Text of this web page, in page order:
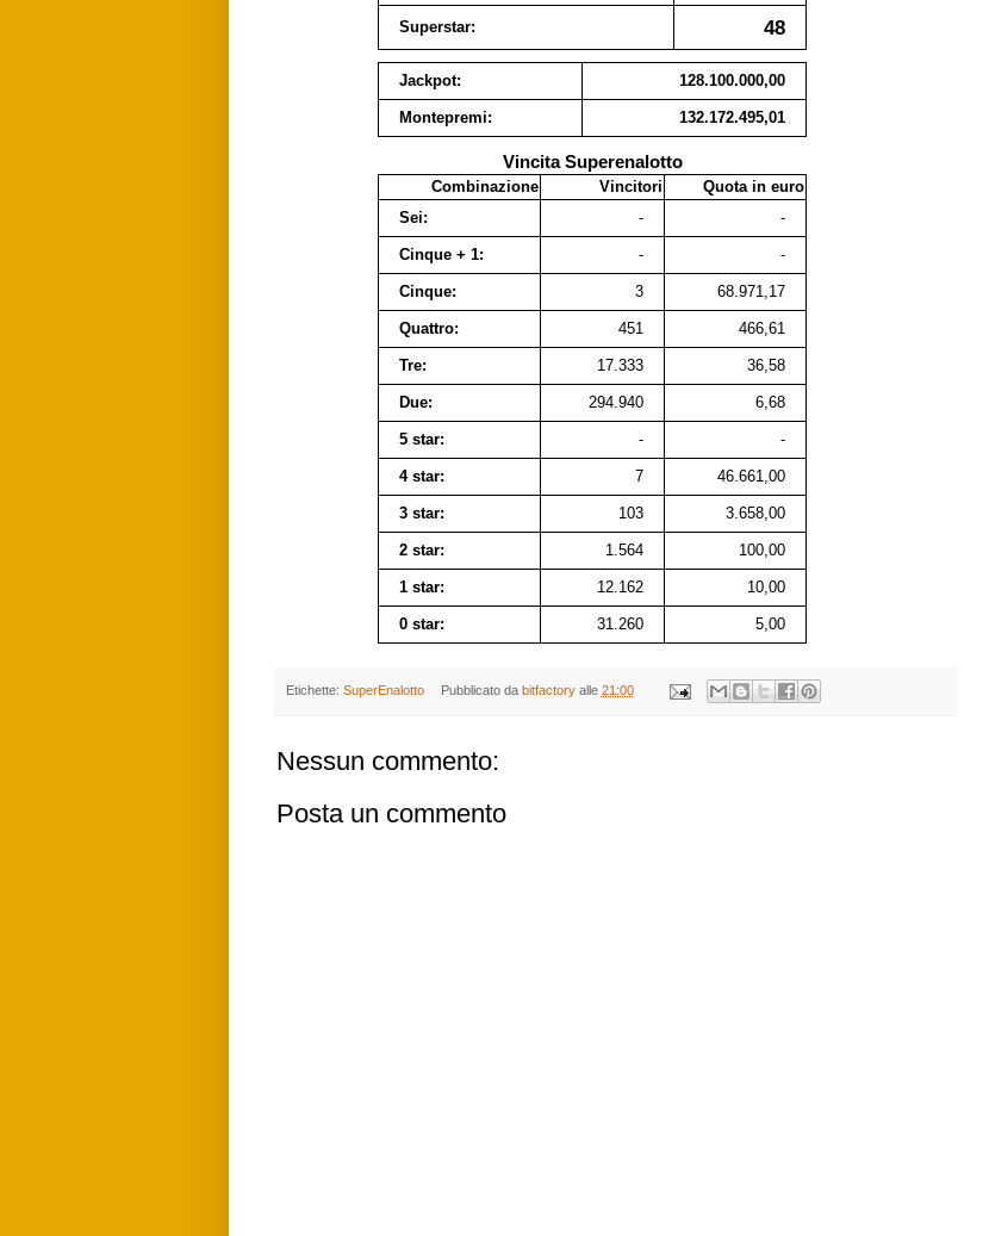
Superstar: 48
Jackpot: 128.100.000,00
Montepremi: 132.172.495,01
Vincita Superenalotto
Combinazione Vincitori
Quota in euro
Sei:
- -
Cinque + 1: - -
Cinque: 3 68.971,17
Quattro: 451 466,61
Tre: 17.333 36,58
Due: 294.940 6,68
5 star: - -
4 star: 7 46.661,00
3 star: 103 3.658,00
2 star: 1.564 100,00
1 star: 12.162 10,00
0 star: 31.260 5,00
Etichette: SuperEnalotto Pubblicato da bitfactory alle 21:00
Nessun commento:
Posta un commento